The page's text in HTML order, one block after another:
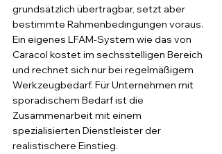
grundsätzlich übertragbar, setzt aber
bestimmte Rahmenbedingungen voraus.
Ein eigenes LFAM-System wie das von
Caracol kostet im sechsstelligen Bereich
und rechnet sich nur bei regelmäßigem
Werkzeugbedarf. Für Unternehmen mit
sporadischem Bedarf ist die
Zusammenarbeit mit einem
spezialisierten Dienstleister der
realistischere Einstieg.